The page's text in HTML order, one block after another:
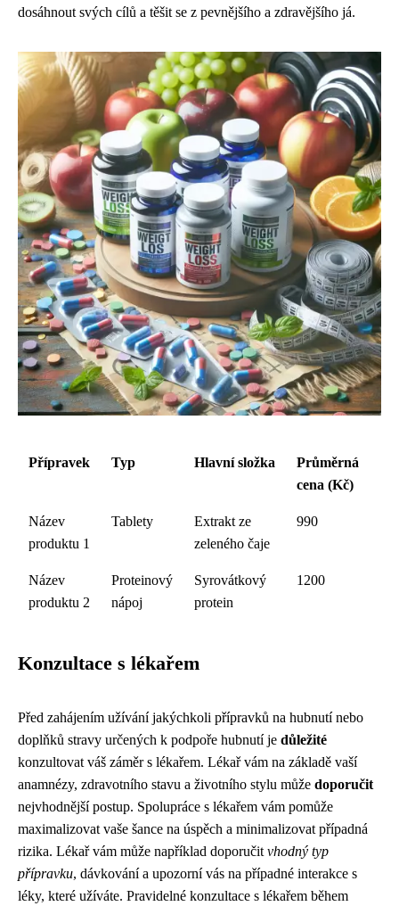
dosáhnout svých cílů a těšit se z pevnějšího a zdravějšího já.
Přípravek Typ Hlavní složka
Průměrná
cena (Kč)
Název
produktu 1
Tablety
Extrakt ze
zeleného čaje
990
Název
produktu 2
Proteinový
nápoj
Syrovátkový
protein
1200
Konzultace s lékařem
Před zahájením užívání jakýchkoli přípravků na hubnutí nebo
doplňků stravy určených k podpoře hubnutí je důležité
konzultovat váš záměr s lékařem. Lékař vám na základě vaší
anamnézy, zdravotního stavu a životního stylu může doporučit
nejvhodnější postup. Spolupráce s lékařem vám pomůže
maximalizovat vaše šance na úspěch a minimalizovat případná
rizika. Lékař vám může například doporučit vhodný typ
přípravku, dávkování a upozorní vás na případné interakce s
léky, které užíváte. Pravidelné konzultace s lékařem během